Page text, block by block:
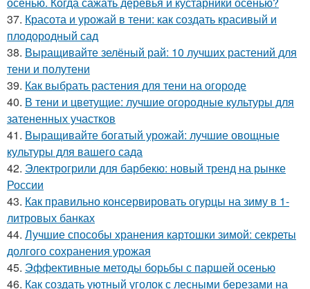
37. Красота и урожай в тени: как создать красивый и
плодородный сад
38. Выращивайте зелёный рай: 10 лучших растений для
тени и полутени
39. Как выбрать растения для тени на огороде
40. В тени и цветущие: лучшие огородные культуры для
затененных участков
41. Выращивайте богатый урожай: лучшие овощные
культуры для вашего сада
42. Электрогрили для барбекю: новый тренд на рынке
России
43. Как правильно консервировать огурцы на зиму в 1-
литровых банках
44. Лучшие способы хранения картошки зимой: секреты
долгого сохранения урожая
45. Эффективные методы борьбы с паршей осенью
46. Как создать уютный уголок с лесными березами на